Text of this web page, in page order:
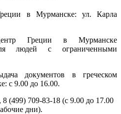
в Мурманске: ул. Карла
Греции в Мурманске
людей с ограниченными
документов в греческом
с 9.00 до 16.00.
(499) 709-83-18 (с 9.00 до 17.00
дни).